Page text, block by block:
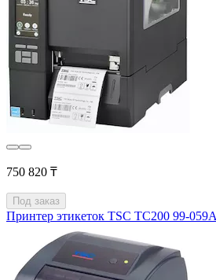
750 820 ₸
Под заказ
Принтер этикеток TSC TC200 99-